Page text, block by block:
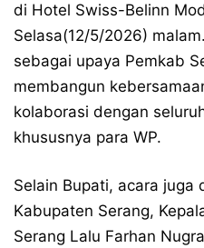
di Hotel Swiss-Belinn
Selasa(12/5/2026)
sebagai upaya Pemkab
membangun
kolaborasi dengan
khususnya para WP.
Selain Bupati, acara juga
Kabupaten Serang,
Serang Lalu Farhan